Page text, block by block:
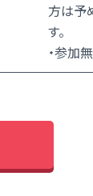
方は予
す。
・参加